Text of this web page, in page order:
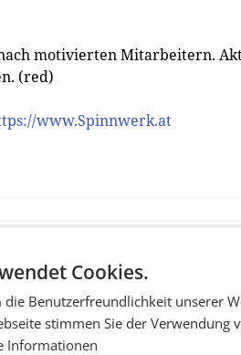
motivierten Mitarbeitern.
(red)
www.Spinnwerk.at
Cookies.
Benutzerfreundlichkeit unserer
stimmen Sie der Verwendung
Informationen